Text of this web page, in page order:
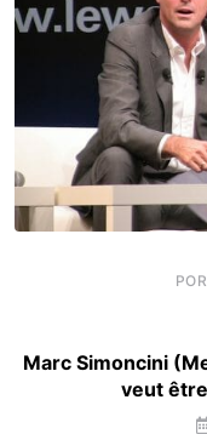
Marc Simoncini
veut